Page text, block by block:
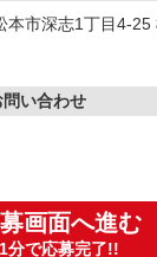
本市深志1丁目4-
い合わせ
画面へ進む
1分で応募完了!!